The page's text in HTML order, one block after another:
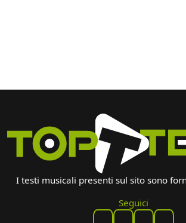
I testi musicali presenti sul sito sono
Seguici